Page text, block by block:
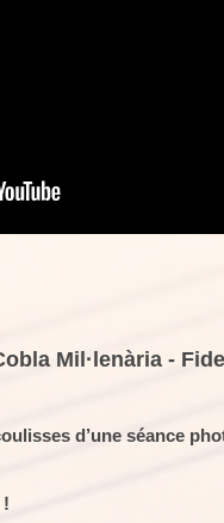
Mil·lenària -
d’une séance
!